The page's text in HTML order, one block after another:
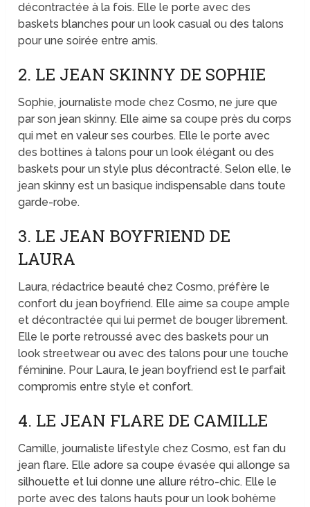
décontractée à la fois. Elle le porte avec des
baskets blanches pour un look casual ou des talons
pour une soirée entre amis.
2. LE JEAN SKINNY DE SOPHIE
Sophie, journaliste mode chez Cosmo, ne jure que
par son jean skinny. Elle aime sa coupe près du corps
qui met en valeur ses courbes. Elle le porte avec
des bottines à talons pour un look élégant ou des
baskets pour un style plus décontracté. Selon elle, le
jean skinny est un basique indispensable dans toute
garde-robe.
3. LE JEAN BOYFRIEND DE
LAURA
Laura, rédactrice beauté chez Cosmo, préfère le
confort du jean boyfriend. Elle aime sa coupe ample
et décontractée qui lui permet de bouger librement.
Elle le porte retroussé avec des baskets pour un
look streetwear ou avec des talons pour une touche
féminine. Pour Laura, le jean boyfriend est le parfait
compromis entre style et confort.
4. LE JEAN FLARE DE CAMILLE
Camille, journaliste lifestyle chez Cosmo, est fan du
jean flare. Elle adore sa coupe évasée qui allonge sa
silhouette et lui donne une allure rétro-chic. Elle le
porte avec des talons hauts pour un look bohème